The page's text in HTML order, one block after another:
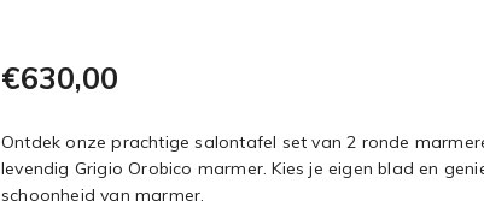
€630,00
Ontdek onze prachtige salontafel set van 2 ronde
levendig Grigio Orobico marmer. Kies je eigen blad en
schoonheid van marmer.